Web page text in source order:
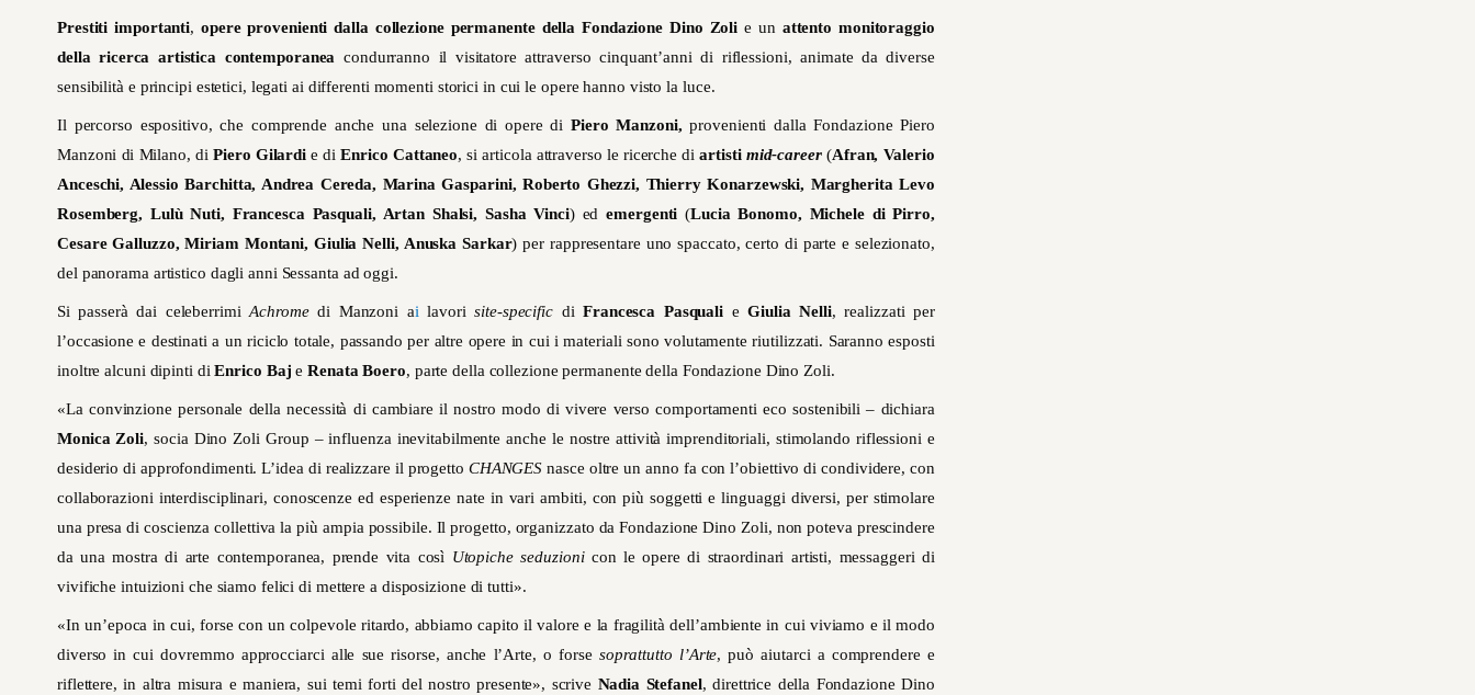
Prestiti importanti,opere provenienti dalla collezione permanente della Fondazione Dino Zoli e un attento monitoraggio
della ricerca artistica contemporanea condurranno il visitatore attraverso cinquant’anni di riflessioni, animate da diverse
sensibilità e principi estetici, legati ai differenti momenti storici in cui le opere hanno visto la luce.
Il percorso espositivo, che comprende anche una selezione di opere diPiero Manzoni, provenienti dalla Fondazione Piero
Manzoni di Milano, diPiero Gilardi e diEnrico Cattaneo, si articola attraverso le ricerche diartisti mid-career(Afran, Valerio
Anceschi, Alessio Barchitta, Andrea Cereda, Marina Gasparini, Roberto Ghezzi, Thierry Konarzewski, Margherita Levo
Rosemberg, Lulù Nuti, Francesca Pasquali, Artan Shalsi, Sasha Vinci) edemergenti (Lucia Bonomo, Michele di Pirro,
Cesare Galluzzo, Miriam Montani, Giulia Nelli, Anuska Sarkar) per rappresentare uno spaccato, certo di parte e selezionato,
del panorama artistico dagli anni Sessanta ad oggi.
Si passerà dai celeberrimiAchromedi Manzoni ai lavorisite-specificdiFrancesca Pasquali eGiulia Nelli, realizzati per
l’occasione e destinati a un riciclo totale, passando per altre opere in cui i materiali sono volutamente riutilizzati. Saranno esposti
inoltre alcuni dipinti diEnrico Baj eRenata Boero, parte della collezione permanente della Fondazione Dino Zoli.
«La convinzione personale della necessità di cambiare il nostro modo di vivere verso comportamenti eco sostenibili – dichiara
Monica Zoli, socia Dino Zoli Group – influenza inevitabilmente anche le nostre attività imprenditoriali, stimolando riflessioni e
desiderio di approfondimenti. L’idea di realizzare il progetto CHANGES nasce oltre un anno fa con l’obiettivo di condividere, con
collaborazioni interdisciplinari, conoscenze ed esperienze nate in vari ambiti, con più soggetti e linguaggi diversi, per stimolare
una presa di coscienza collettiva la più ampia possibile. Il progetto, organizzato da Fondazione Dino Zoli, non poteva prescindere
da una mostra di arte contemporanea, prende vita così Utopiche seduzionicon le opere di straordinari artisti, messaggeri di
vivifiche intuizioni che siamo felici di mettere a disposizione di tutti».
«In un’epoca in cui, forse con un colpevole ritardo, abbiamo capito il valore e la fragilità dell’ambiente in cui viviamo e il modo
diverso in cui dovremmo approcciarci alle sue risorse, anche l’Arte, o forse soprattutto l’Arte, può aiutarci a comprendere e
riflettere, in altra misura e maniera, sui temi forti del nostro presente», scrive Nadia Stefanel, direttrice della Fondazione Dino